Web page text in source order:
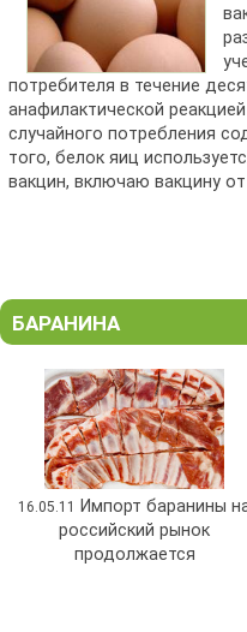
потребителя в течение
анафилактической
случайного потребления
того, белок яиц
вакцин, включаю вакцину
БАРАНИНА
16.05.11
Импорт баранины
российский рынок
продолжается